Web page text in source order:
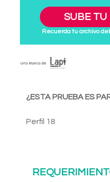
SUBE TU
Recuerda tu archivo
¿ESTA PRUEBA ES
Perfil 18